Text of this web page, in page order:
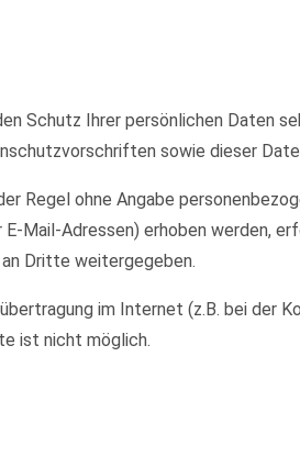
Schutz Ihrer persönlichen Daten
sowie dieser
Regel ohne Angabe
Mail-Adressen) erhoben werden,
Dritte weitergegeben.
im Internet (z.B. bei der
ist nicht möglich.